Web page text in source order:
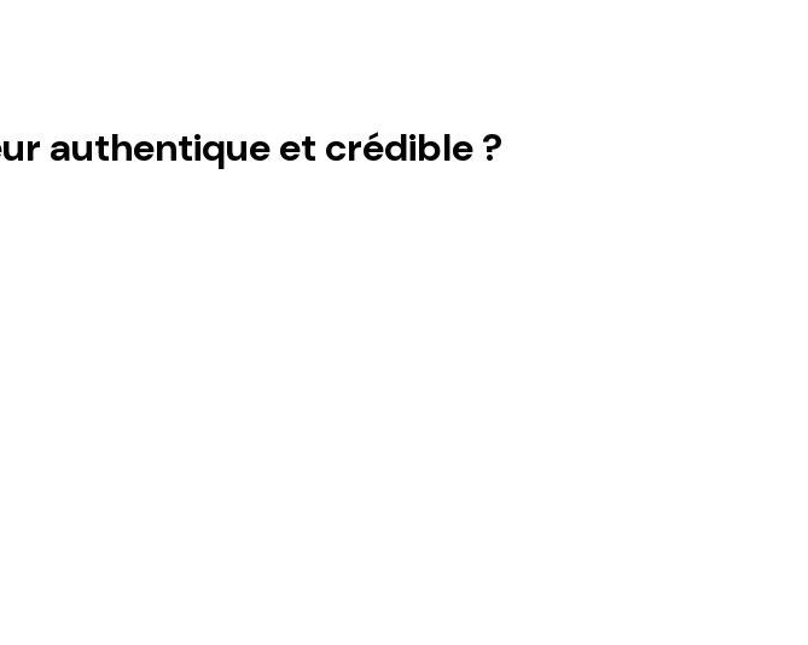
authentique et crédible ?